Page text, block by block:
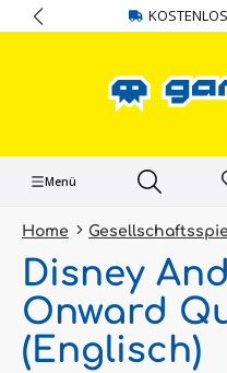
springen
Menü
Home
Disney
Onward
(Englisch)